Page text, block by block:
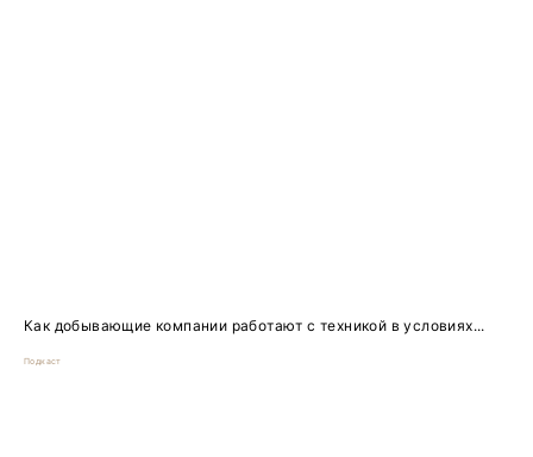
Как добывающие компании работают с техникой в условиях...
Подкаст